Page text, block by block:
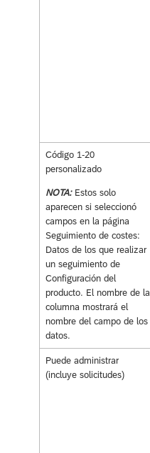
Código 1-20
personalizado
NOTA:Estos solo
aparecen si seleccionó
campos en la página
Seguimiento de costes:
Datos de los que realizar
un seguimiento de
Configuración del
producto. El nombre de la
columna mostrará el
nombre del campo de los
datos.
Puede administrar
(incluye solicitudes)